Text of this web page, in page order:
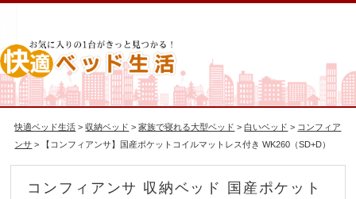
快適ベッド生活 >収納ベッド >家族で寝れる大型ベッド >白いベッド > コンフィア
ンサ > 【コンフィアンサ】国産ポケットコイルマットレス付き WK260（SD+D）
コンフィアンサ 収納ベッド 国産ポケット